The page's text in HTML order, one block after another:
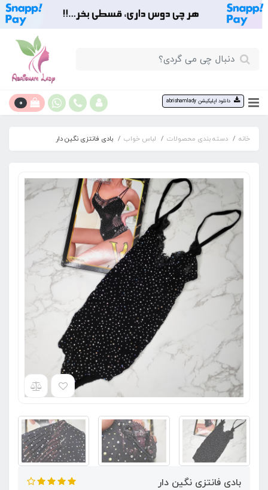
دانلود اپلیکیشن abrishamlady 0
خانه دسته بندی محصولات لباس خواب بادی فانتزی نگین دار
بادی فانتزی نگین دار